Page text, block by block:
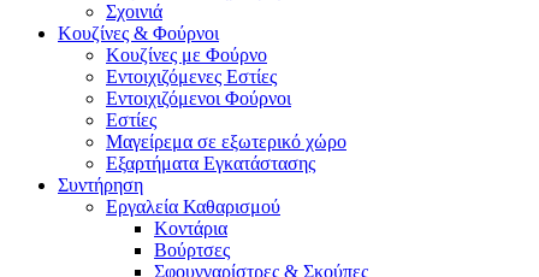
Σχοινιά
Κουζίνες & Φούρνοι
Κουζίνες με Φούρνο
Εντοιχιζόμενες Εστίες
Εντοιχιζόμενοι Φούρνοι
Εστίες
Μαγείρεμα σε εξωτερικό χώρο
Εξαρτήματα Εγκατάστασης
Συντήρηση
Εργαλεία Καθαρισμού
Κοντάρια
Βούρτσες
Σφουγγαρίστρες & Σκούπες